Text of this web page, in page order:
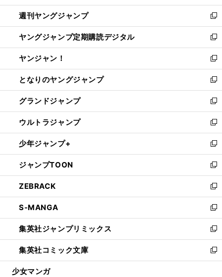
開
く
ウ
で
開
く
ン
ド
ウ
で
開
く
ウ
ィ
ン
ド
ウ
で
開
く
週刊ヤングジャンプ
新
し
い
ウ
ィ
ン
ド
ウ
で
開
く
ヤングジャンプ定期購読デジタル
新
し
い
ウ
ィ
ン
ド
ウ
で
開
く
ヤンジャン！
新
し
い
ウ
ィ
ン
ド
ウ
で
開
く
となりのヤングジャンプ
新
し
い
ウ
ィ
ン
ド
ウ
で
開
く
グランドジャンプ
新
し
い
ウ
ィ
ン
ド
ウ
で
開
く
ウルトラジャンプ
新
し
い
ウ
ィ
ン
ド
ウ
で
開
く
少年ジャンプ+
新
し
い
ウ
ィ
ン
ド
ウ
で
開
く
ジャンプTOON
新
し
い
ウ
ィ
ン
ド
ウ
で
開
ZEBRACK
新
し
い
ウ
ィ
ン
ド
ウ
S-MANGA
新
し
い
ウ
ィ
ン
集英社ジャンプリミックス
新
し
い
ウ
集英社コミック文庫
新
し
少女マンガ